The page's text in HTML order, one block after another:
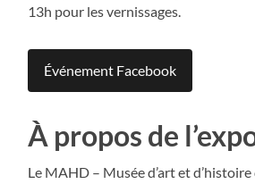
13h pour les vernissages.
Événement Facebook
À propos de
Le MAHD – Musée d’art et